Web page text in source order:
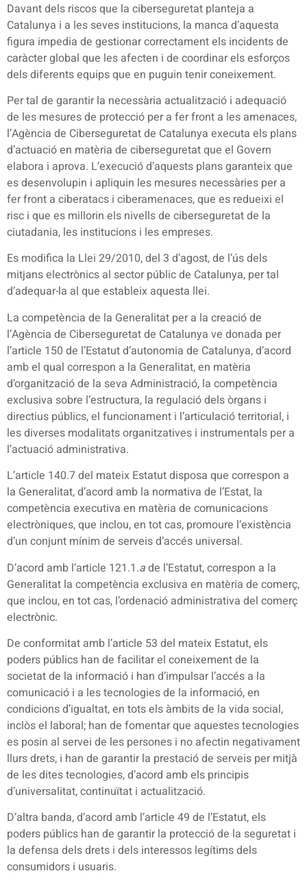
Davant dels riscos que la ciberseguretat planteja a
Catalunya i a les seves institucions, la manca d’aquesta
figura impedia de gestionar correctament els incidents de
caràcter global que les afecten i de coordinar els esforços
dels diferents equips que en puguin tenir coneixement.
Per tal de garantir la necessària actualització i adequació
de les mesures de protecció per a fer front a les amenaces,
l’Agència de Ciberseguretat de Catalunya executa els plans
d’actuació en matèria de ciberseguretat que el Govern
elabora i aprova. L’execució d’aquests plans garanteix que
es desenvolupin i apliquin les mesures necessàries per a
fer front a ciberatacs i ciberamenaces, que es redueixi el
risc i que es millorin els nivells de ciberseguretat de la
ciutadania, les institucions i les empreses.
Es modifica la Llei 29/2010, del 3 d’agost, de l’ús dels
mitjans electrònics al sector públic de Catalunya, per tal
d’adequar-la al que estableix aquesta llei.
La competència de la Generalitat per a la creació de
l’Agència de Ciberseguretat de Catalunya ve donada per
l’article 150 de l’Estatut d’autonomia de Catalunya, d’acord
amb el qual correspon a la Generalitat, en matèria
d’organització de la seva Administració, la competència
exclusiva sobre l’estructura, la regulació dels òrgans i
directius públics, el funcionament i l’articulació territorial, i
les diverses modalitats organitzatives i instrumentals per a
l’actuació administrativa.
L’article 140.7 del mateix Estatut disposa que correspon a
la Generalitat, d’acord amb la normativa de l’Estat, la
competència executiva en matèria de comunicacions
electròniques, que inclou, en tot cas, promoure l’existència
d’un conjunt mínim de serveis d’accés universal.
D’acord amb l’article 121.1.ade l’Estatut, correspon a la
Generalitat la competència exclusiva en matèria de comerç,
que inclou, en tot cas, l’ordenació administrativa del comerç
electrònic.
De conformitat amb l’article 53 del mateix Estatut, els
poders públics han de facilitar el coneixement de la
societat de la informació i han d’impulsar l’accés a la
comunicació i a les tecnologies de la informació, en
condicions d’igualtat, en tots els àmbits de la vida social,
inclòs el laboral; han de fomentar que aquestes tecnologies
es posin al servei de les persones i no afectin negativament
llurs drets, i han de garantir la prestació de serveis per mitjà
de les dites tecnologies, d’acord amb els principis
d’universalitat, continuïtat i actualització.
D’altra banda, d’acord amb l’article 49 de l’Estatut, els
poders públics han de garantir la protecció de la seguretat i
la defensa dels drets i dels interessos legítims dels
consumidors i usuaris.